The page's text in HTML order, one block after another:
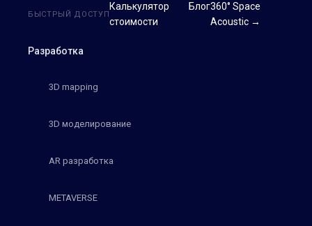
Разработка
3D mapping
3D моделирование
AR разработка
METAVERSE
БЫСТРЫЙ ДОСТУП
Калькулятор
стоимости
Блог360° Space
Acoustic →